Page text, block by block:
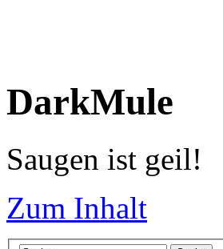
DarkMule
Saugen ist geil!
Zum Inhalt